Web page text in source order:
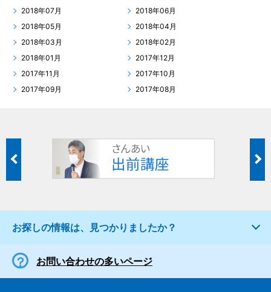
2018年07月
2018年06月
2018年05月
2018年04月
2018年03月
2018年02月
2018年01月
2017年12月
2017年11月
2017年10月
2017年09月
2017年08月
お探しの情報は、見つかりましたか？
お問い合わせの多いページ